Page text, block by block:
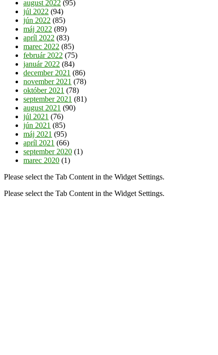
august 2022 (95)
júl 2022 (94)
jún 2022 (85)
máj 2022 (89)
apríl 2022 (83)
marec 2022 (85)
február 2022 (75)
január 2022 (84)
december 2021 (86)
november 2021 (78)
október 2021 (78)
september 2021 (81)
august 2021 (90)
júl 2021 (76)
jún 2021 (85)
máj 2021 (95)
apríl 2021 (66)
september 2020 (1)
marec 2020 (1)
Please select the Tab Content in the Widget Settings.
Please select the Tab Content in the Widget Settings.